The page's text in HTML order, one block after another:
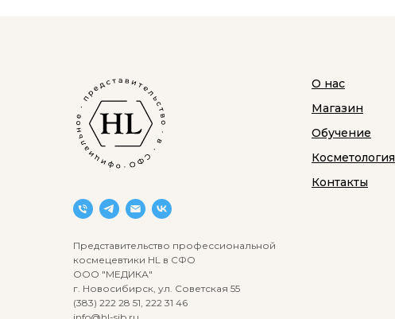
Представительство профессиональной
космецевтики HL в СФО
ООО "МЕДИКА"
г. Новосибирск, ул. Советская 55
(383) 222 28 51, 222 31 46
О нас
Магазин
Обучение
Косметология
Контакты